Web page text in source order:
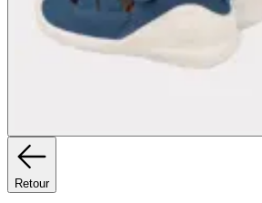
Retour